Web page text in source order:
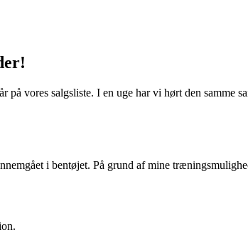
vores salgsliste. I en uge har vi hørt den samme
i bentøjet. På grund af mine